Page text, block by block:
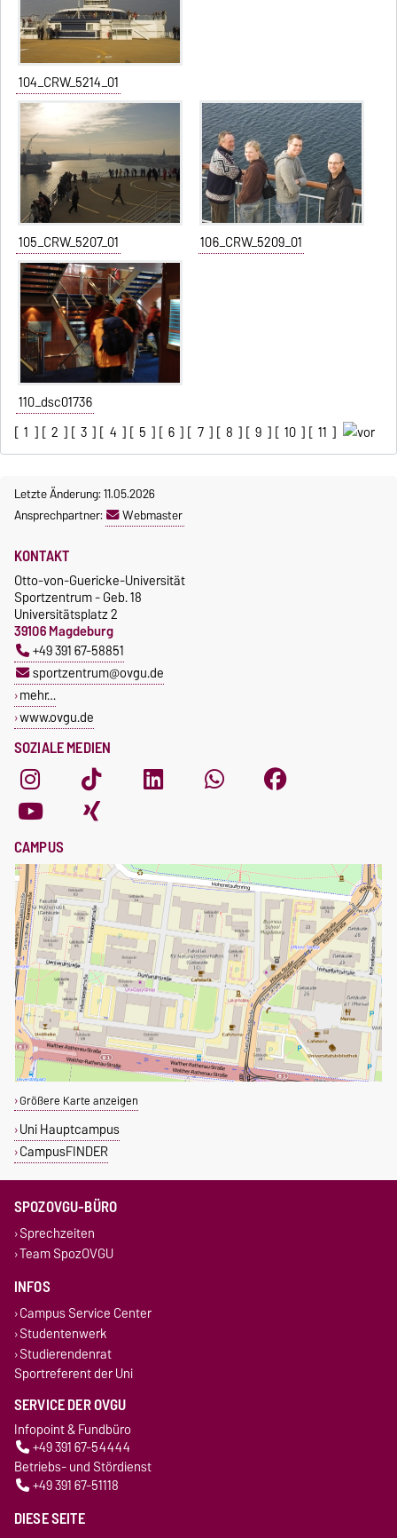
104_CRW_5214_01
105_CRW_5207_01 106_CRW_5209_01
110_dsc01736
[ 1 ] [ 2 ] [ 3 ] [ 4 ] [ 5 ] [ 6 ] [ 7 ] [ 8 ] [ 9 ] [ 10 ] [ 11 ]
Letzte Änderung: 11.05.2026
Ansprechpartner:
Webmaster
SOZIALE MEDIEN
KONTAKT
Otto-von-Guericke-Universität
Sportzentrum - Geb. 18
Universitätsplatz 2
39106 Magdeburg
+49 391 67-58851
sportzentrum@ovgu.de
mehr…
www.ovgu.de
CAMPUS
Größere Karte anzeigen
Uni Hauptcampus
CampusFINDER
SPOZOVGU-BÜRO
Sprechzeiten
Team SpozOVGU
INFOS
Campus Service Center
Studentenwerk
Studierendenrat
Sportreferent der Uni
SERVICE DER OVGU
Infopoint & Fundbüro
+49 391 67-54444
Betriebs- und Stördienst
+49 391 67-51118
DIESE SEITE